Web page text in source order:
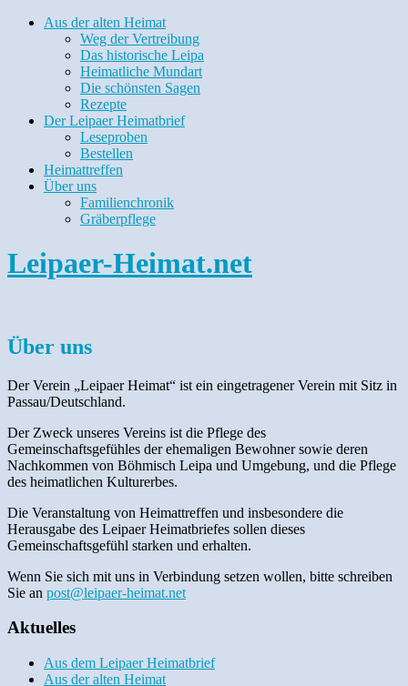
Aus der alten Heimat
Weg der Vertreibung
Das historische Leipa
Heimatliche Mundart
Die schönsten Sagen
Rezepte
Der Leipaer Heimatbrief
Leseproben
Bestellen
Heimattreffen
Über uns
Familienchronik
Gräberpflege
Leipaer-Heimat.net
Über uns
Der Verein „Leipaer Heimat“ ist ein eingetragener Verein mit Sitz in
Passau/Deutschland.
Der Zweck unseres Vereins ist die Pflege des
Gemeinschaftsgefühles der ehemaligen Bewohner sowie deren
Nachkommen von Böhmisch Leipa und Umgebung, und die Pflege
des heimatlichen Kulturerbes.
Die Veranstaltung von Heimattreffen und insbesondere die
Herausgabe des Leipaer Heimatbriefes sollen dieses
Gemeinschaftsgefühl starken und erhalten.
Wenn Sie sich mit uns in Verbindung setzen wollen, bitte schreiben
Sie an post@leipaer-heimat.net
Aktuelles
Aus dem Leipaer Heimatbrief
Aus der alten Heimat